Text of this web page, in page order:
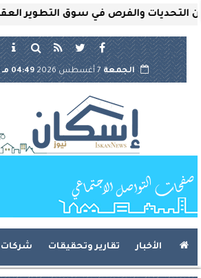
والفرص في سوق التطوير العقاري
الجمعة 04:49 مـ
الأخبار تقارير وتحقيقات